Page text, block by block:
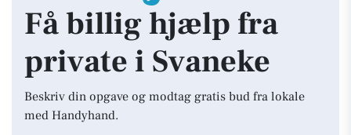
Få billig hjælp fra
private i Svaneke
Beskriv din opgave og modtag gratis bud fra lokale
med Handyhand.